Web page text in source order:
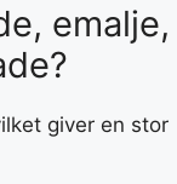
emalje,
giver en stor